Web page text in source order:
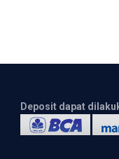
Deposit dapat